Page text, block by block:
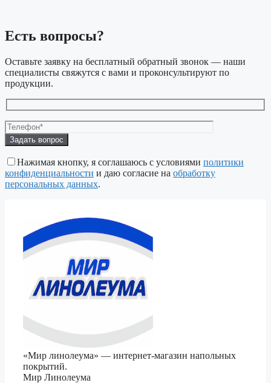
Есть вопросы?
Оставьте заявку на бесплатный обратный звонок — наши
специалисты свяжутся с вами и проконсультируют по
продукции.
Нажимая кнопку, я соглашаюсь с условиями политики
конфиденциальности и даю согласие на обработку
персональных данных.
«Мир линолеума» — интернет-магазин напольных
покрытий.
Мир Линолеума